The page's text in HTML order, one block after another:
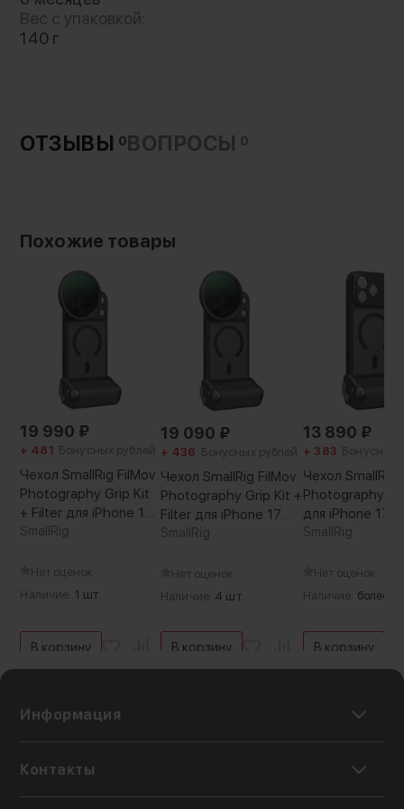
к кнопкам и портам
Вес с упаковкой:
140 г
ОТЗЫВЫ 0ВОПРОСЫ 0
Похожие товары
19 990 ₽
+ 481 Бонусных рублей
Чехол SmallRig FilMov
Photography Grip Kit
+ Filter для iPhone 17
Pro Max
SmallRig
Нет оценок
Наличие: 1 шт.
В корзину
19 090 ₽
+ 436 Бонусных рублей
Чехол SmallRig FilMov
Photography Grip Kit +
Filter для iPhone 17
Pro
SmallRig
Нет оценок
Наличие: 4 шт.
В корзину
13 890 ₽
+ 383 Бонусных
Чехол SmallRig
Photography
для iPhone 17
SmallRig
Нет оценок
Наличие: более 5
В корзину
Информация
Контакты